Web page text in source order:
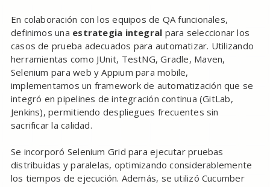
En colaboración con los equipos de QA funcionales,
definimos una estrategia integral para seleccionar los
casos de prueba adecuados para automatizar. Utilizando
herramientas como JUnit, TestNG, Gradle, Maven,
Selenium para web y Appium para mobile,
implementamos un framework de automatización que se
integró en pipelines de integración continua (GitLab,
Jenkins), permitiendo despliegues frecuentes sin
sacrificar la calidad.
Se incorporó Selenium Grid para ejecutar pruebas
distribuidas y paralelas, optimizando considerablemente
los tiempos de ejecución. Además, se utilizó Cucumber